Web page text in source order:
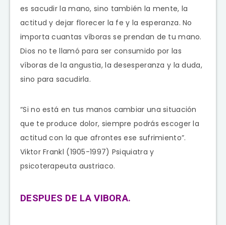
es sacudir la mano, sino también la mente, la
actitud y dejar florecer la fe y la esperanza. No
importa cuantas víboras se prendan de tu mano.
Dios no te llamó para ser consumido por las
víboras de la angustia, la desesperanza y la duda,
sino para sacudirla.
“Si no está en tus manos cambiar una situación
que te produce dolor, siempre podrás escoger la
actitud con la que afrontes ese sufrimiento”.
Viktor Frankl (1905-1997) Psiquiatra y
psicoterapeuta austriaco.
DESPUES DE LA VIBORA.